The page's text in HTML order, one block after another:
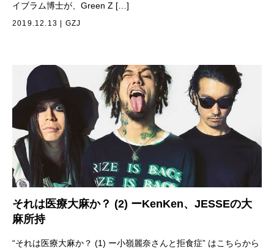
イブラム博士が、Green Z […]
2019.12.13 GZJ
それは医療大麻か？ (2) ーKenKen、JESSEの大
麻所持
“それは医療大麻か？ (1) ー小嶺麗奈さんと拒食症” はこちらから